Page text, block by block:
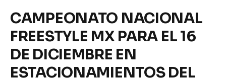
CAMPEONATO NACIONAL
FREESTYLE MX PARA EL 16
DE DICIEMBRE EN
ESTACIONAMIENTOS DEL